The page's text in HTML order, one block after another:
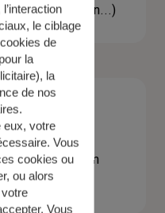
réglementation...)
agent
faire un
l’interaction
le ciblage
de
la
), la
de nos
eux, votre
Vous
cookies ou
ou alors
Vous